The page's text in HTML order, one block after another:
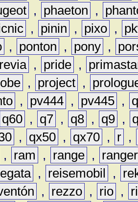
, phaeton ,
, pinin , pixo ,
, ponton , pony ,
, pride ,
, project ,
, pv444 , pv445 ,
q60 , q7 , q8 , q9 ,
, qx50 , qx70 , r ,
, ram , range ,
ranger
, reisemobil ,
, rezzo , rio ,